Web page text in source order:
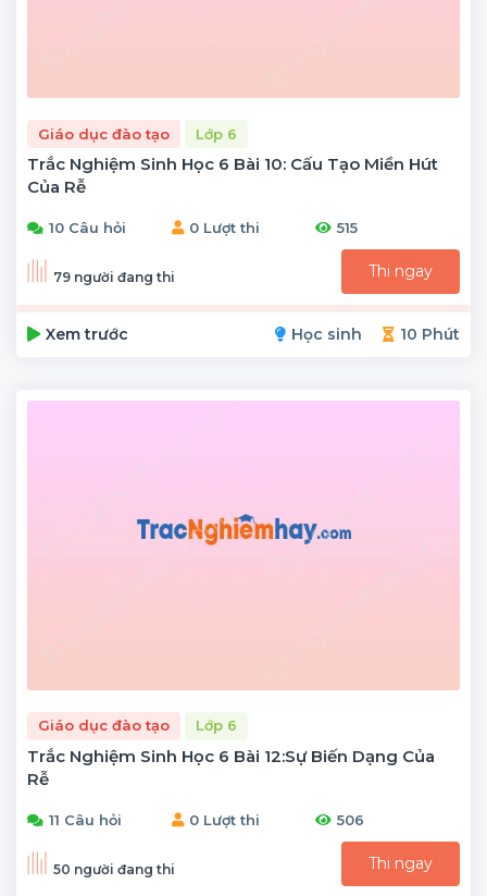
Giáo dục đào tạo Lớp 6
Trắc Nghiệm Sinh Học 6 Bài 10: Cấu Tạo Miền Hút
Của Rễ
10 Câu hỏi 0 Lượt thi 515
79 người đang thi Thi ngay
Xem trước Học sinh 10 Phút
Giáo dục đào tạo Lớp 6
Trắc Nghiệm Sinh Học 6 Bài 12:Sự Biến Dạng Của
Rễ
11 Câu hỏi 0 Lượt thi 506
50 người đang thi Thi ngay